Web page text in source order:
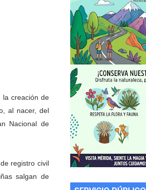
Elías
a Giovanny Valero
Istúriz
y la autogestión
Perucho
la creación de
al nacer, del
Nacional de
registro civil
salgan de